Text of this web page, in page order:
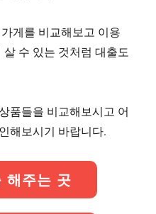
게를 비교해보고 이용
수 있는 것처럼 대출도
품들을 비교해보시고 어
해보시기 바랍니다.
해주는 곳